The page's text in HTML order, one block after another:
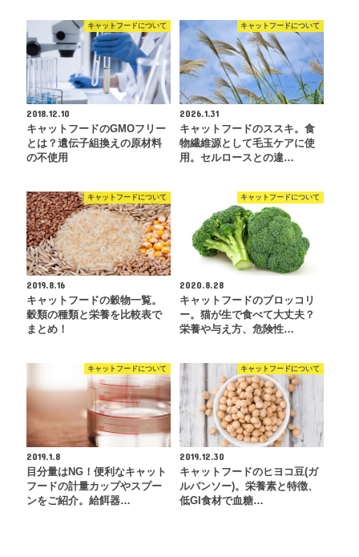
キャットフードについて
2018.12.10
キャットフードのGMOフリー
とは？遺伝子組換えの原材料
の不使用
キャットフードについて
2026.1.31
キャットフードのススキ。食
物繊維源として毛玉ケアに使
用。セルロースとの違…
キャットフードについて
2019.8.16
キャットフードの穀物一覧。
穀類の種類と栄養を比較表で
まとめ！
キャットフードについて
2020.8.28
キャットフードのブロッコリ
ー。猫が生で食べて大丈夫？
栄養や与え方、危険性…
キャットフードについて
2019.1.8
目分量はNG！便利なキャット
フードの計量カップやスプー
ンをご紹介。給餌器…
キャットフードについて
2019.12.30
キャットフードのヒヨコ豆(ガ
ルバンソー)。栄養素と特徴、
低GI食材で血糖…